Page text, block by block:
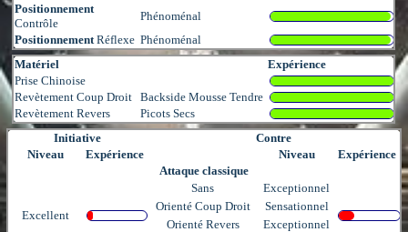
Positionnement
Contrôle
Phénoménal
Positionnement Réflexe Phénoménal
Matériel
Expérience
Prise Chinoise
Revètement Coup Droit
Backside Mousse Tendre
Revètement Revers
Picots Secs
Initiative
Contre
Niveau
Expérience Niveau
Expérience
Attaque classique
Excellent
Sans
Exceptionnel
Orienté Coup Droit
Sensationnel
Orienté Revers
Exceptionnel